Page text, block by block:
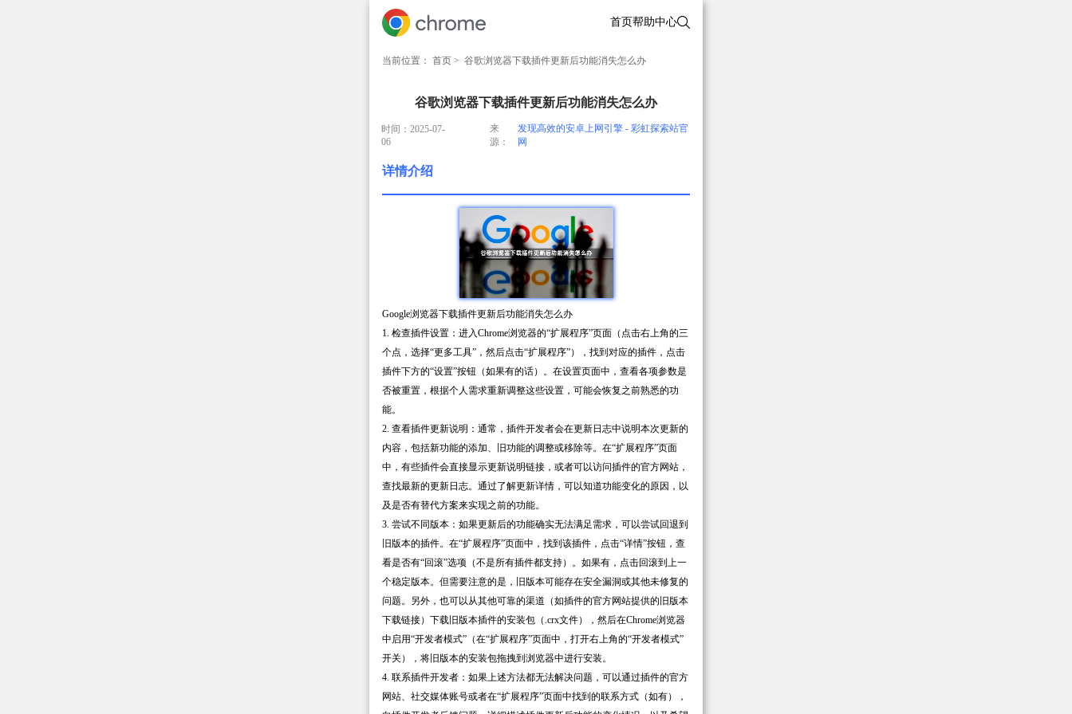
首页帮助中心
当前位置： 首页 > 谷歌浏览器下载插件更新后功能消失怎么办
谷歌浏览器下载插件更新后功能消失怎么办
时间：2025-07-
06
来
源：
发现高效的安卓上网引擎 - 彩虹探索站官
网
详情介绍
Google浏览器下载插件更新后功能消失怎么办
1. 检查插件设置：进入Chrome浏览器的“扩展程序”页面（点击右上角的三
个点，选择“更多工具”，然后点击“扩展程序”），找到对应的插件，点击
插件下方的“设置”按钮（如果有的话）。在设置页面中，查看各项参数是
否被重置，根据个人需求重新调整这些设置，可能会恢复之前熟悉的功
能。
2. 查看插件更新说明：通常，插件开发者会在更新日志中说明本次更新的
内容，包括新功能的添加、旧功能的调整或移除等。在“扩展程序”页面
中，有些插件会直接显示更新说明链接，或者可以访问插件的官方网站，
查找最新的更新日志。通过了解更新详情，可以知道功能变化的原因，以
及是否有替代方案来实现之前的功能。
3. 尝试不同版本：如果更新后的功能确实无法满足需求，可以尝试回退到
旧版本的插件。在“扩展程序”页面中，找到该插件，点击“详情”按钮，查
看是否有“回滚”选项（不是所有插件都支持）。如果有，点击回滚到上一
个稳定版本。但需要注意的是，旧版本可能存在安全漏洞或其他未修复的
问题。另外，也可以从其他可靠的渠道（如插件的官方网站提供的旧版本
下载链接）下载旧版本插件的安装包（.crx文件），然后在Chrome浏览器
中启用“开发者模式”（在“扩展程序”页面中，打开右上角的“开发者模式”
开关），将旧版本的安装包拖拽到浏览器中进行安装。
4. 联系插件开发者：如果上述方法都无法解决问题，可以通过插件的官方
网站、社交媒体账号或者在“扩展程序”页面中找到的联系方式（如有），